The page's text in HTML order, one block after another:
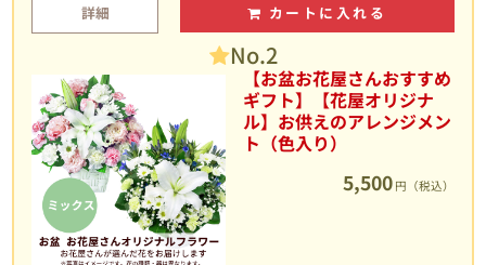
詳細 カートに入れる
No.2
【お盆お花屋さんおすすめ
ギフト】【花屋オリジナ
ル】お供えのアレンジメン
ト（色入り）
5,500 円（税込）